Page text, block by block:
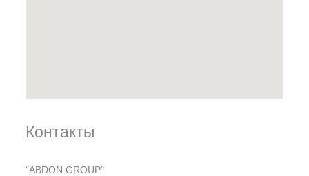
Контакты
"ABDON GROUP"